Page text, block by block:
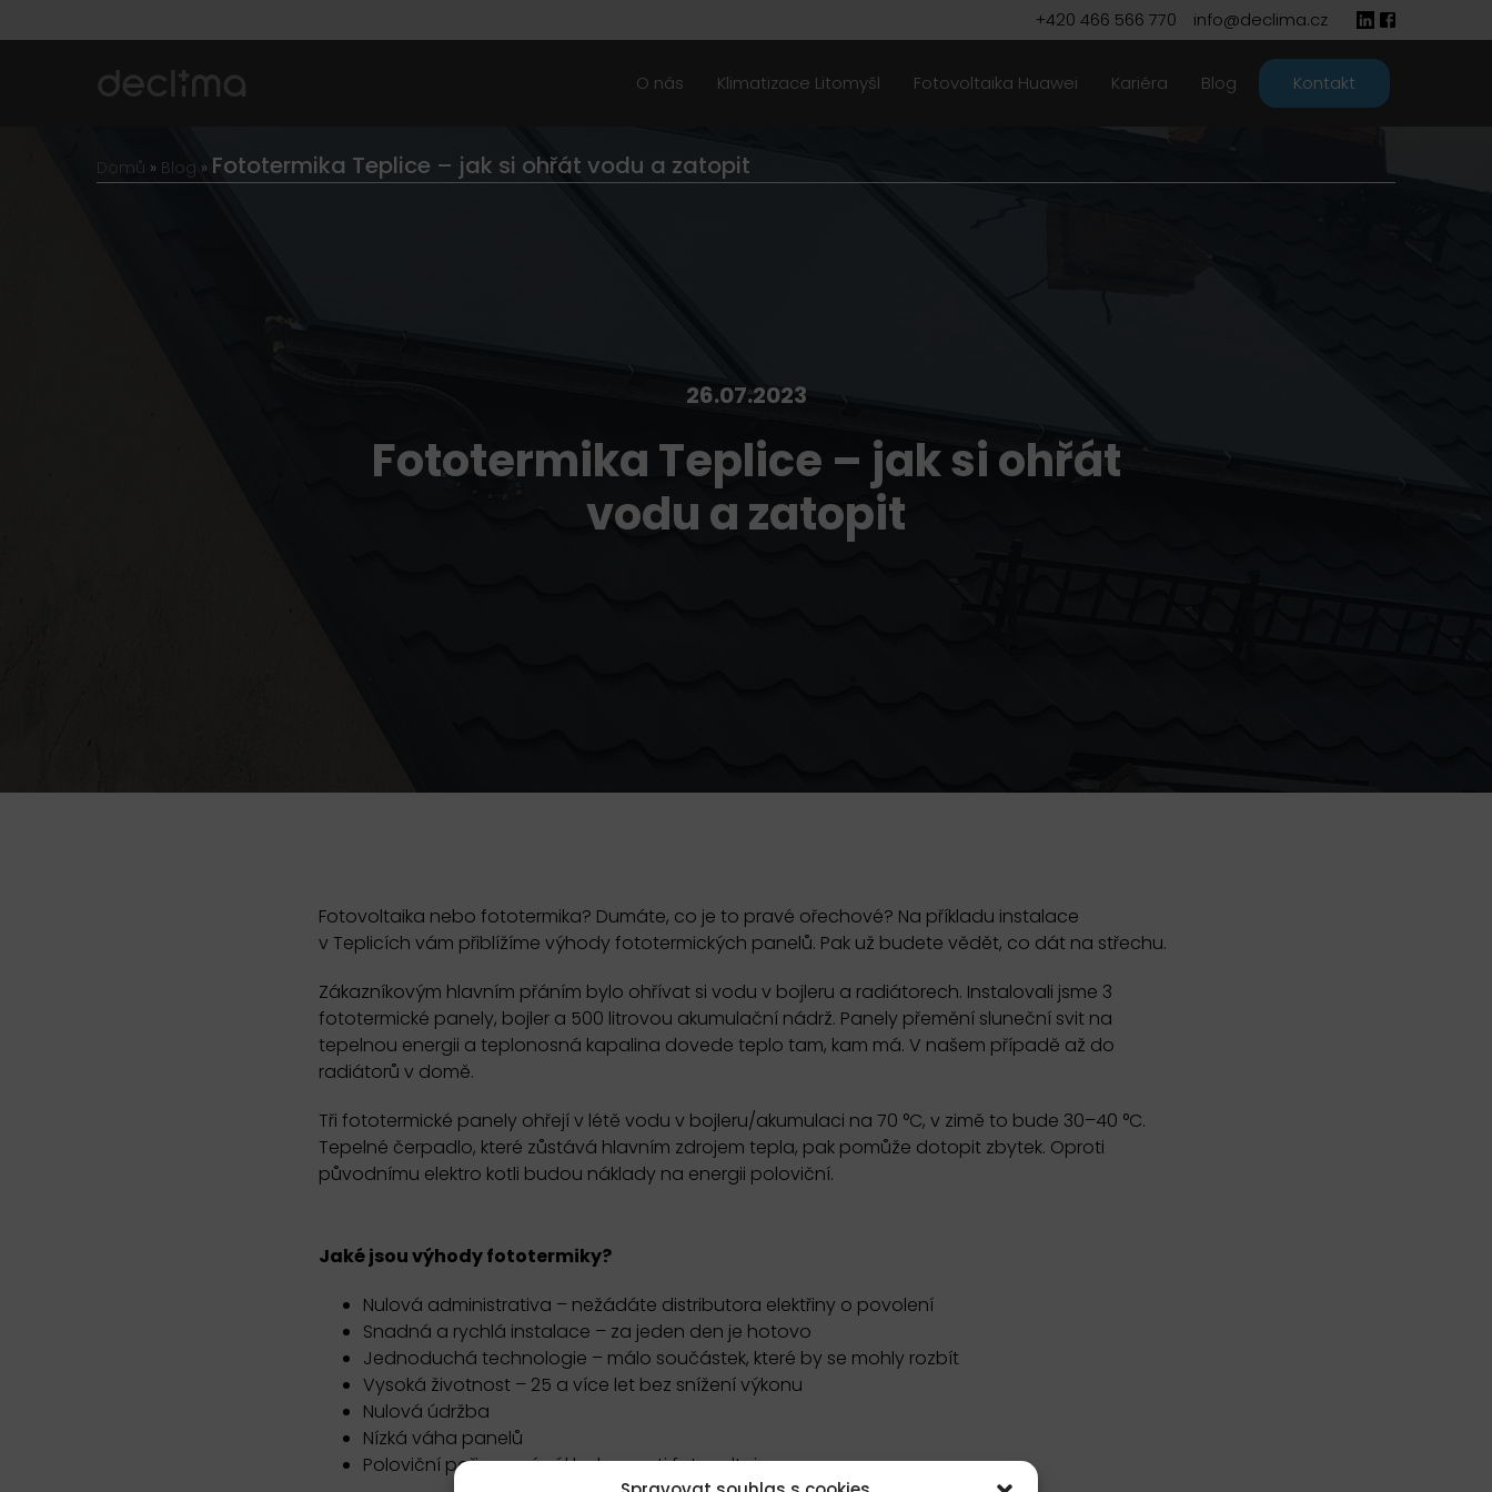
+420 466 566 770 info@declima.cz
O nás Klimatizace Litomyšl Fotovoltaika Huawei Kariéra Blog Kontakt
Domů » Blog » Fototermika Teplice – jak si ohřát vodu a zatopit
26.07.2023
Fototermika Teplice – jak si ohřát
vodu a zatopit
Fotovoltaika nebo fototermika? Dumáte, co je to pravé ořechové? Na příkladu instalace
v Teplicích vám přiblížíme výhody fototermických panelů. Pak už budete vědět, co dát na střechu.
Zákazníkovým hlavním přáním bylo ohřívat si vodu v bojleru a radiátorech. Instalovali jsme 3
fototermické panely, bojler a 500 litrovou akumulační nádrž. Panely přemění sluneční svit na
tepelnou energii a teplonosná kapalina dovede teplo tam, kam má. V našem případě až do
radiátorů v domě.
Tři fototermické panely ohřejí v létě vodu v bojleru/akumulaci na 70 °C, v zimě to bude 30–40 °C.
Tepelné čerpadlo, které zůstává hlavním zdrojem tepla, pak pomůže dotopit zbytek. Oproti
původnímu elektro kotli budou náklady na energii poloviční.
Jaké jsou výhody fototermiky?
Nulová administrativa – nežádáte distributora elektřiny o povolení
Snadná a rychlá instalace – za jeden den je hotovo
Jednoduchá technologie – málo součástek, které by se mohly rozbít
Vysoká životnost – 25 a více let bez snížení výkonu
Nulová údržba
Nízká váha panelů
Poloviční pořizovací náklady oproti fotovoltaice